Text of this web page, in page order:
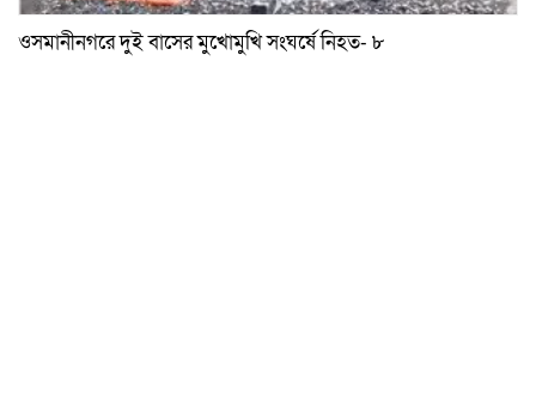
ওসমানীনগরে দুই বাসের মুখোমুখি সংঘর্ষে নিহত- ৮